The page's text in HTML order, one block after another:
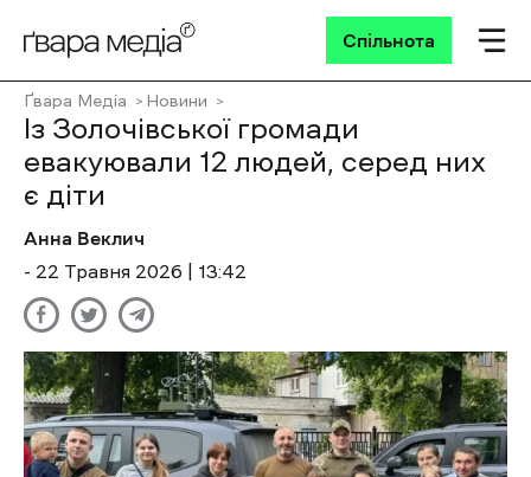
Спільнота
Ґвара Медіа Новини
Із Золочівської громади
евакуювали 12 людей, серед них
є діти
Анна Веклич
- 22 Травня 2026 | 13:42